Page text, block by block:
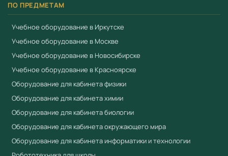
ПО ПРЕДМЕТАМ
Учебное оборудование в Иркутске
Учебное оборудование в Москве
Учебное оборудование в Новосибирске
Учебное оборудование в Красноярске
Оборудование для кабинета физики
Оборудование для кабинета химии
Оборудование для кабинета биологии
Оборудование для кабинета окружающего мира
Оборудование для кабинета информатики и технологии